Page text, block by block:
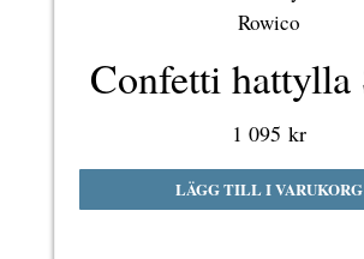
Rowico
Confetti hattylla
1 095 kr
LÄGG TILL I VARUKORG